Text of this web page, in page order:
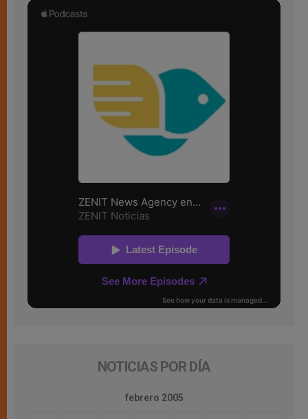
NOTICIAS POR DÍA
febrero 2005